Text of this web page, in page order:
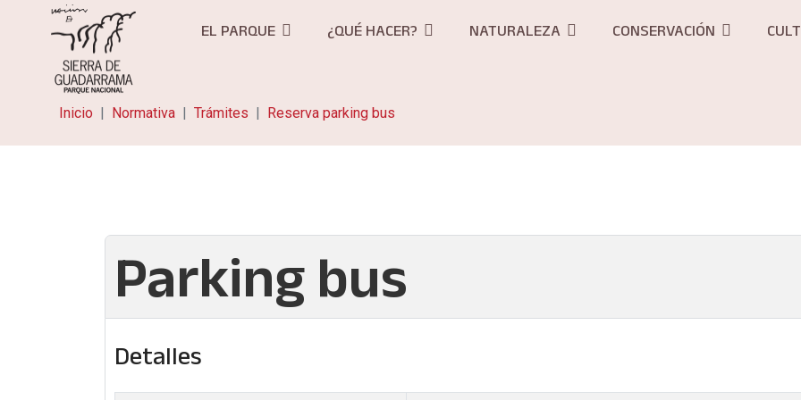
EL PARQUE ¿QUÉ HACER? NATURALEZA CONSERVACIÓN
Inicio Normativa Trámites Reserva parking bus
Parking bus
Detalles